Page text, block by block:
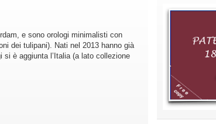
e sono orologi minimalisti con
dei tulipani). Nati nel 2013 hanno già
è aggiunta l’Italia (a lato collezione